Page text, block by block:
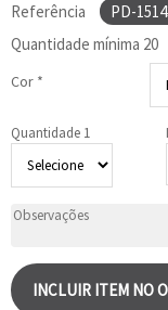
Referência
PD-
Quantidade mínima 20
Cor *
Quantidade 1
INCLUIR ITEM NO